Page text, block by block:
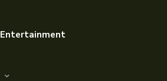
Entertainment